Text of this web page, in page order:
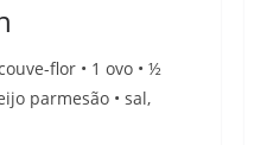
flor • 1 ovo • ½
parmesão • sal,